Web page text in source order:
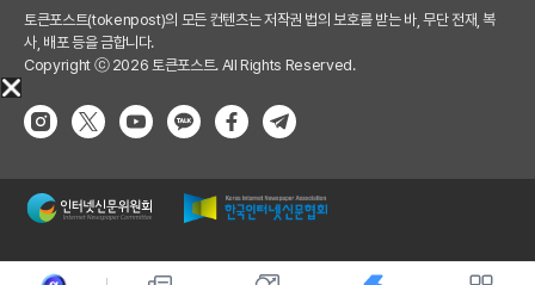
토큰포스트(tokenpost)의 모든 컨텐츠는 저작권 법의 보호를 받는 바, 무단 전재, 복
사, 배포 등을 금합니다.
Copyright ⓒ 2026 토큰포스트. All Rights Reserved.